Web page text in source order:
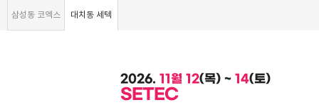
삼성동 코엑스 대치동 세텍
2026. 11월 12(목) ~ 14(토)
SETEC